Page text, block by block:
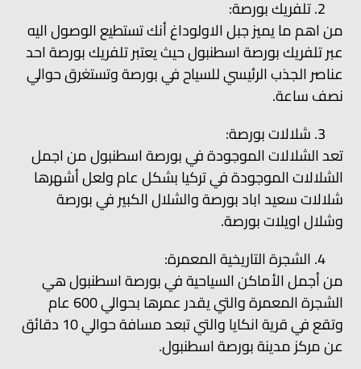
تلفريك بورصة:
من اهم ما يميز جبل الاولوداغ أنك تستطيع الوصول اليه
عبر تلفريك بورصة اسطنبول حيث يعتبر تلفريك بورصة احد
عناصر الجذب الرئيسي للسياح في بورصة وتستغرق حوالي
نصف ساعة.
شلالات بورصة:
تعد الشلالات الموجودة في بورصة اسطنبول من اجمل
الشلالات الموجودة في تركيا بشكل عام ولعل أشهرها
شلالات سعيد اباد بورصة والشلال الكبير في بورصة
وشلال اويلات بورصة.
الشجرة التاريخية المعمرة:
من أجمل الأماكن السياحية في بورصة اسطنبول هي
الشجرة المعمرة والتي يقدر عمرها بحوالي 600 عام
وتقع في قرية انكايا والتي تبعد مسافة حوالي 10 دقائق
عن مركز مدينة بورصة اسطنبول.